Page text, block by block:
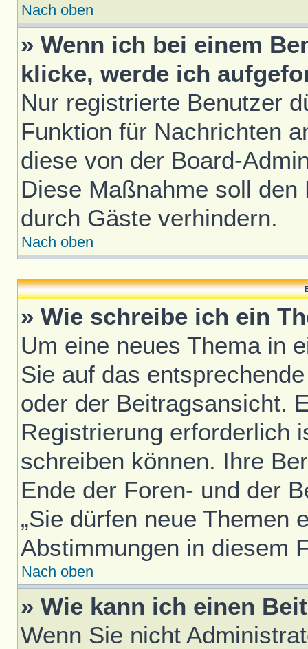
Nach oben
» Wenn ich bei einem
klicke, werde ich
Nur registrierte Benutzer
Funktion für Nachrichten
diese von der Board-
Diese Maßnahme soll
durch Gäste verhindern.
Nach oben
» Wie schreibe ich ein
Um eine neues Thema in
Sie auf das
oder der Beitragsansicht.
Registrierung erforderlich
schreiben können. Ihre
Ende der Foren- und der
„Sie dürfen neue Themen
Abstimmungen in diesem
Nach oben
» Wie kann ich einen
Wenn Sie nicht